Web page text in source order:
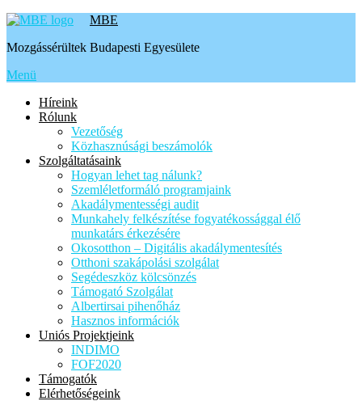
Tovább
tartalomhoz
MBE
Mozgássérültek Budapesti Egyesülete
Menü
Híreink
Rólunk
Vezetőség
Közhasznúsági beszámolók
Szolgáltatásaink
Hogyan lehet tag nálunk?
Szemléletformáló programjaink
Akadálymentességi audit
Munkahely felkészítése fogyatékossággal élő
munkatárs érkezésére
Okosotthon – Digitális akadálymentesítés
Otthoni szakápolási szolgálat
Segédeszköz kölcsönzés
Támogató Szolgálat
Albertirsai pihenőház
Hasznos információk
Uniós Projektjeink
INDIMO
FOF2020
Támogatók
Elérhetőségeink